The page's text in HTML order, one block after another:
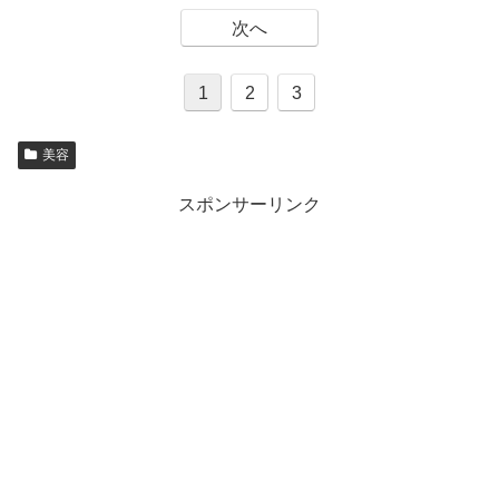
次へ
1 2 3
美容
スポンサーリンク